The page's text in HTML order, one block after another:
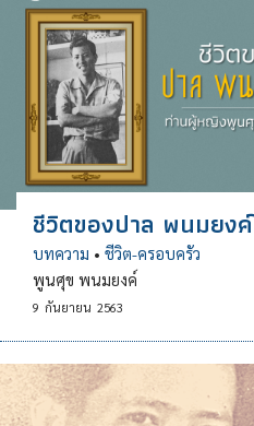
ชีวิตของปาล พนมยงค์
บทความ • ชีวิต-ครอบครัว
พูนศุข พนมยงค์
9 กันยายน 2563